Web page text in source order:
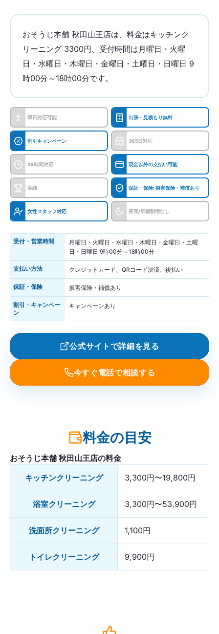
おそうじ本舗 秋田山王店は、料金はキッチンク
リーニング 3300円、受付時間は月曜日・火曜
日・水曜日・木曜日・金曜日・土曜日・日曜日 9
時00分～18時00分です。
即日対応可能 出張・見積もり無料
割引キャンペーン 365日対応
24時間対応 現金以外の支払い可能
実績 保証・保険: 損害保険・補償あり
女性スタッフ対応 夜間/早朝割増なし
受付・営業時間
月曜日・火曜日・水曜日・木曜日・金曜日・土曜
日・日曜日 9時00分～18時00分
支払い方法 クレジットカード、QRコード決済、後払い
保証・保険 損害保険・補償あり
割引・キャンペー
ン
キャンペーンあり
公式サイトで詳細を見る
今すぐ電話で相談する
料金の目安
おそうじ本舗 秋田山王店の料金
キッチンクリーニング
3,300円〜19,800円
浴室クリーニング 3,300円〜53,900円
洗面所クリーニング 1,100円
トイレクリーニング 9,900円